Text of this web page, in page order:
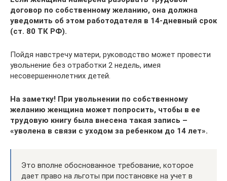
договор по собственному желанию, она должна
уведомить об этом работодателя в 14-дневный срок
(ст. 80 ТК РФ).
Пойдя навстречу матери, руководство может провести
увольнение без отработки 2 недель, имея
несовершеннолетних детей.
На заметку! При увольнении по собственному
желанию женщина может попросить, чтобы в ее
трудовую книгу была внесена такая запись –
«уволена в связи с уходом за ребенком до 14 лет».
Это вполне обоснованное требование, которое
дает право на льготы при постановке на учет в